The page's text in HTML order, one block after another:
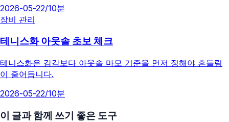
2026-05-22/10분
장비 관리
테니스화 아웃솔 초보 체크
테니스화은 감각보다 아웃솔 마모 기준을 먼저 정해야 흔들림
이 줄어듭니다.
2026-05-22/10분
이 글과 함께 쓰기 좋은 도구